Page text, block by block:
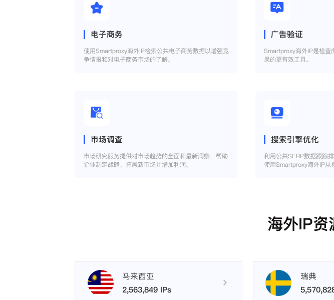
电子商务
使用Smartproxy海外IP检索公共电子商务数据以增强竞
争情报和对电子商务市场的了解。
广告验证
Smartproxy海外IP是检查
果的更有效工具。
市场调查
市场研究服务提供对市场趋势的全面和最新洞察，帮助
企业制定战略、拓展新市场并增加利润。
搜索引擎优化
利用公共SERP数据跟踪
使用Smartproxy海外IP从
海外IP
马来西亚
2,563,849 IPs
瑞典